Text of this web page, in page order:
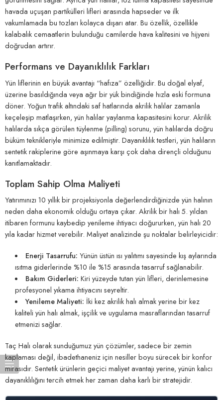
havada uçuşan partikülleri lifleri arasında hapseder ve ilk
vakumlamada bu tozları kolayca dışarı atar. Bu özellik, özellikle
kalabalık cemaatlerin bulunduğu camilerde hava kalitesini ve hijyeni
doğrudan artırır.
Performans ve Dayanıklılık Farkları
Yün liflerinin en büyük avantajı “hafıza” özelliğidir. Bu doğal elyaf,
üzerine basıldığında veya ağır bir yük bindiğinde hızla eski formuna
döner. Yoğun trafik altındaki saf hatlarında akrilik halılar zamanla
keçeleşip matlaşırken, yün halılar yaylanma kapasitesini korur. Akrilik
halılarda sıkça görülen tüylenme (pilling) sorunu, yün halılarda doğru
büküm teknikleriyle minimize edilmiştir. Dayanıklılık testleri, yün halıların
sentetik rakiplerine göre aşınmaya karşı çok daha dirençli olduğunu
kanıtlamaktadır.
Toplam Sahip Olma Maliyeti
Yatırımınızı 10 yıllık bir projeksiyonla değerlendirdiğinizde yün halının
neden daha ekonomik olduğu ortaya çıkar. Akrilik bir halı 5. yıldan
itibaren formunu kaybedip yenileme ihtiyacı doğururken, yün halı 20
yıla kadar hizmet verebilir. Maliyet analizinde şu noktalar belirleyicidir:
Enerji Tasarrufu: Yünün üstün ısı yalıtımı sayesinde kış aylarında
ısıtma giderlerinde %10 ile %15 arasında tasarruf sağlanabilir.
Bakım Giderleri: Kiri yüzeyde tutan yün lifleri, derinlemesine
profesyonel yıkama ihtiyacını seyreltir.
Yenileme Maliyeti: İki kez akrilik halı almak yerine bir kez
kaliteli yün halı almak, işçilik ve uygulama masraflarından tasarruf
etmenizi sağlar.
Taç Halı olarak sunduğumuz yün çözümler, sadece bir zemin
kaplaması değil, ibadethaneniz için nesiller boyu sürecek bir konfor
mirasıdır. Sentetik ürünlerin geçici maliyet avantajı yerine, yünün kalıcı
dayanıklılığını tercih etmek her zaman daha karlı bir stratejidir.